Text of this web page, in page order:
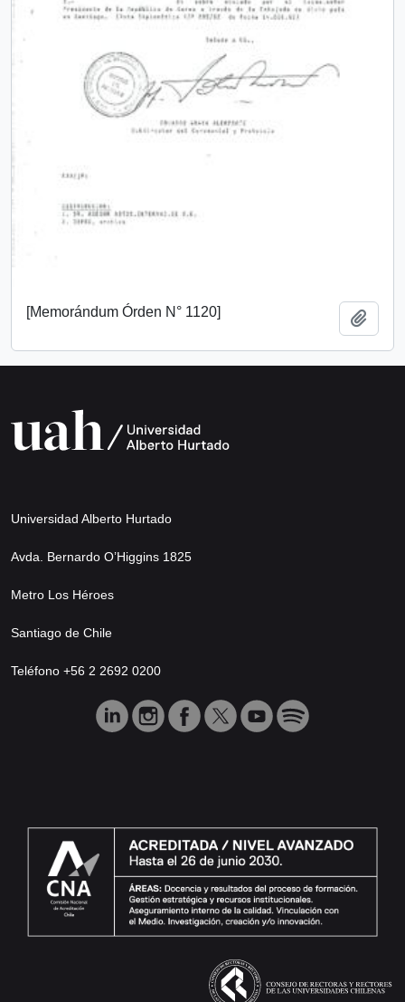
[Memorándum Órden N° 1120]
Universidad Alberto Hurtado
Avda. Bernardo O’Higgins 1825
Metro Los Héroes
Santiago de Chile
Teléfono +56 2 2692 0200